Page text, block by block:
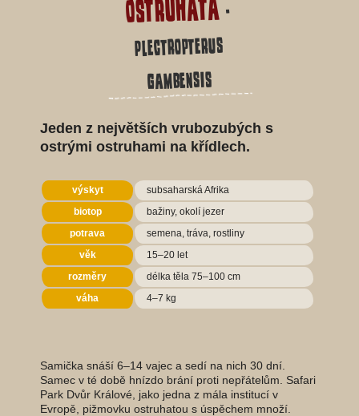
ostruhatá -
Plectropterus
gambensis
Jeden z největších vrubozubých s
ostrými ostruhami na křídlech.
výskyt
subsaharská Afrika
biotop
bažiny, okolí jezer
potrava
semena, tráva, rostliny
věk
15–20 let
rozměry
délka těla 75–100 cm
váha
4–7 kg
Samička snáší 6–14 vajec a sedí na nich 30 dní.
Samec v té době hnízdo brání proti nepřátelům. Safari
Park Dvůr Králové, jako jedna z mála institucí v
Evropě, pižmovku ostruhatou s úspěchem množí.